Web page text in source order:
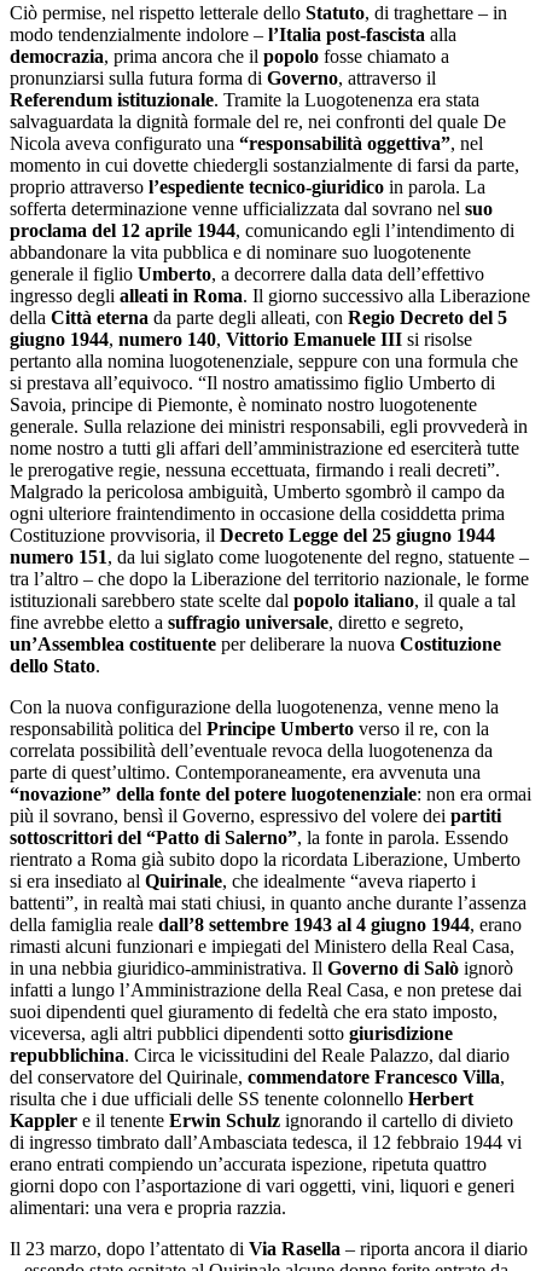
Ciò permise, nel rispetto letterale dello Statuto, di traghettare – in
modo tendenzialmente indolore – l’Italia post-fascista alla
democrazia, prima ancora che il popolo fosse chiamato a
pronunziarsi sulla futura forma di Governo, attraverso il
Referendum istituzionale. Tramite la Luogotenenza era stata
salvaguardata la dignità formale del re, nei confronti del quale De
Nicola aveva configurato una “responsabilità oggettiva”, nel
momento in cui dovette chiedergli sostanzialmente di farsi da parte,
proprio attraverso l’espediente tecnico-giuridico in parola. La
sofferta determinazione venne ufficializzata dal sovrano nel suo
proclama del 12 aprile 1944, comunicando egli l’intendimento di
abbandonare la vita pubblica e di nominare suo luogotenente
generale il figlio Umberto, a decorrere dalla data dell’effettivo
ingresso degli alleati in Roma. Il giorno successivo alla Liberazione
della Città eterna da parte degli alleati, con Regio Decreto del 5
giugno 1944, numero 140, Vittorio Emanuele III si risolse
pertanto alla nomina luogotenenziale, seppure con una formula che
si prestava all’equivoco. “Il nostro amatissimo figlio Umberto di
Savoia, principe di Piemonte, è nominato nostro luogotenente
generale. Sulla relazione dei ministri responsabili, egli provvederà in
nome nostro a tutti gli affari dell’amministrazione ed eserciterà tutte
le prerogative regie, nessuna eccettuata, firmando i reali decreti”.
Malgrado la pericolosa ambiguità, Umberto sgombrò il campo da
ogni ulteriore fraintendimento in occasione della cosiddetta prima
Costituzione provvisoria, il Decreto Legge del 25 giugno 1944
numero 151, da lui siglato come luogotenente del regno, statuente –
tra l’altro – che dopo la Liberazione del territorio nazionale, le forme
istituzionali sarebbero state scelte dal popolo italiano, il quale a tal
fine avrebbe eletto a suffragio universale, diretto e segreto,
un’Assemblea costituente per deliberare la nuova Costituzione
dello Stato.
Con la nuova configurazione della luogotenenza, venne meno la
responsabilità politica del Principe Umberto verso il re, con la
correlata possibilità dell’eventuale revoca della luogotenenza da
parte di quest’ultimo. Contemporaneamente, era avvenuta una
“novazione” della fonte del potere luogotenenziale: non era ormai
più il sovrano, bensì il Governo, espressivo del volere dei partiti
sottoscrittori del “Patto di Salerno”, la fonte in parola. Essendo
rientrato a Roma già subito dopo la ricordata Liberazione, Umberto
si era insediato al Quirinale, che idealmente “aveva riaperto i
battenti”, in realtà mai stati chiusi, in quanto anche durante l’assenza
della famiglia reale dall’8 settembre 1943 al 4 giugno 1944, erano
rimasti alcuni funzionari e impiegati del Ministero della Real Casa,
in una nebbia giuridico-amministrativa. Il Governo di Salò ignorò
infatti a lungo l’Amministrazione della Real Casa, e non pretese dai
suoi dipendenti quel giuramento di fedeltà che era stato imposto,
viceversa, agli altri pubblici dipendenti sotto giurisdizione
repubblichina. Circa le vicissitudini del Reale Palazzo, dal diario
del conservatore del Quirinale, commendatore Francesco Villa,
risulta che i due ufficiali delle SS tenente colonnello Herbert
Kappler e il tenente Erwin Schulz ignorando il cartello di divieto
di ingresso timbrato dall’Ambasciata tedesca, il 12 febbraio 1944 vi
erano entrati compiendo un’accurata ispezione, ripetuta quattro
giorni dopo con l’asportazione di vari oggetti, vini, liquori e generi
alimentari: una vera e propria razzia.
Il 23 marzo, dopo l’attentato di Via Rasella – riporta ancora il diario